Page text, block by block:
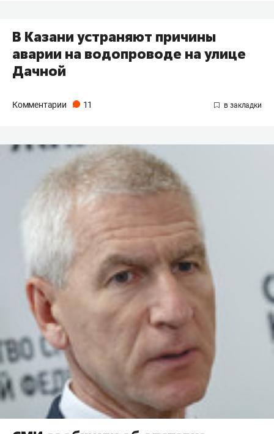
В Казани устраняют причины
аварии на водопроводе на улице
Дачной
Комментарии 11